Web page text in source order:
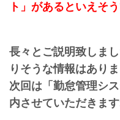
ト」があるといえそう
長々とご説明致しま
りそうな情報はあり
次回は「勤怠管理シ
内させていただきます